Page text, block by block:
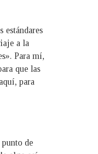
estándares
a la
Para mí,
que las
para
de